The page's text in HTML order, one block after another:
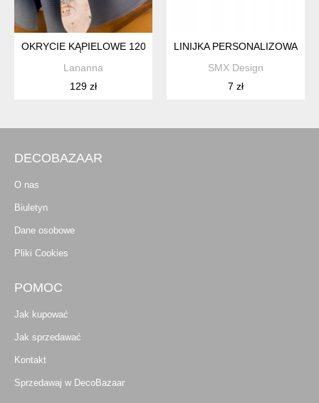
OKRYCIE KĄPIELOWE 120X120 RĘCZNIK KĄPIELOWY
Lananna
129 zł
LINIJKA PERSONALIZOWANA
SMX Design
7 zł
DECOBAZAAR
O nas
Biuletyn
Dane osobowe
Pliki Cookies
POMOC
Jak kupować
Jak sprzedawać
Kontakt
Sprzedawaj w DecoBazaar